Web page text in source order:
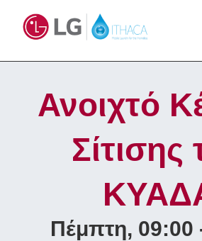
Ανοιχτό
Σίτισης
Πέμπτη, 09:00